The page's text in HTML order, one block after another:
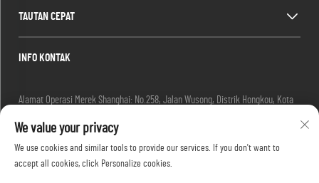
TAUTAN CEPAT
INFO KONTAK
Alamat Operasi Merek Shanghai: No.258, Jalan Wusong, Distrik Hongkou, Kota
Email:[email protected]
Tel:+86-13280087620
Tel:+86-13280035385
We value your privacy
We use cookies and similar tools to provide our services. If you don't want to
accept all cookies, click Personalize cookies.